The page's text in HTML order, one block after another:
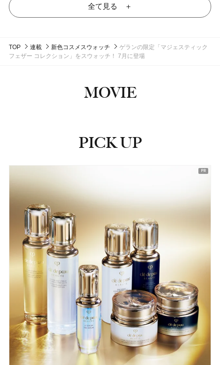
全て見る ＋
TOP 連載 新色コスメスウォッチ
ゲランの限定「マジェスティック
フェザー コレクション」をスウォッチ！ 7月に登場
MOVIE
PICK UP